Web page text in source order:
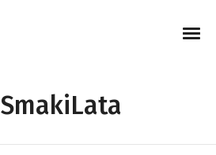
SmakiLata